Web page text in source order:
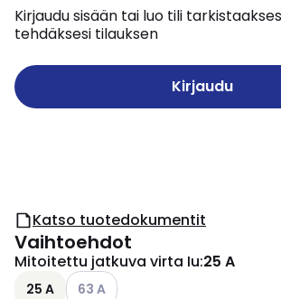
Kirjaudu sisään tai luo tili
tehdäksesi tilauksen
Kirjaudu
Katso tuotedokumentit
Vaihtoehdot
Mitoitettu jatkuva virta Iu:25 A
25 A Katso käytettävissä olevat
63 A